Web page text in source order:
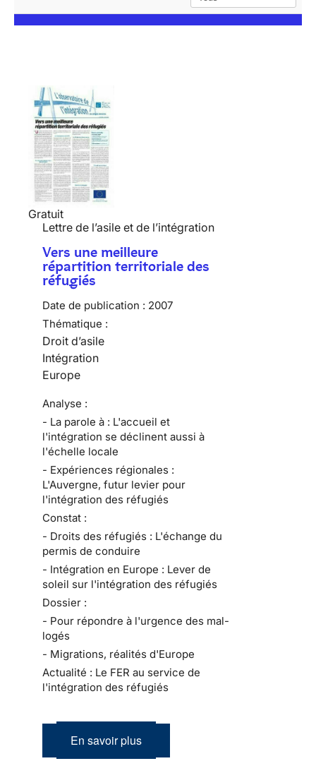
Gratuit
Lettre de l’asile et de l’intégration
Vers une meilleure
répartition territoriale des
réfugiés
Date de publication : 2007
Thématique :
Droit d’asile
Intégration
Europe
Analyse :
- La parole à : L'accueil et
l'intégration se déclinent aussi à
l'échelle locale
- Expériences régionales :
L'Auvergne, futur levier pour
l'intégration des réfugiés
Constat :
- Droits des réfugiés : L'échange du
permis de conduire
- Intégration en Europe : Lever de
soleil sur l'intégration des réfugiés
Dossier :
- Pour répondre à l'urgence des mal-
logés
- Migrations, réalités d'Europe
Actualité : Le FER au service de
l'intégration des réfugiés
En savoir plus